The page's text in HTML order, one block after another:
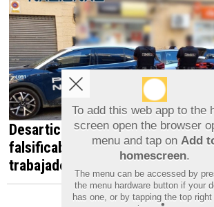
Desarticulada en Orihuela una red
falsificaba documentos para
trabajadores irregulares
To add this web app to the
screen open the browser
menu and tap on Add
homescreen.
The menu can be accessed by
the menu hardware button if your
has one, or by tapping the top right
Aviso sobre el Uso de
Utilizamos cookies nuestras y de
funcionamiento del digital. Puedes
cookies y como desconectarlas.
Privacidad y Cookies